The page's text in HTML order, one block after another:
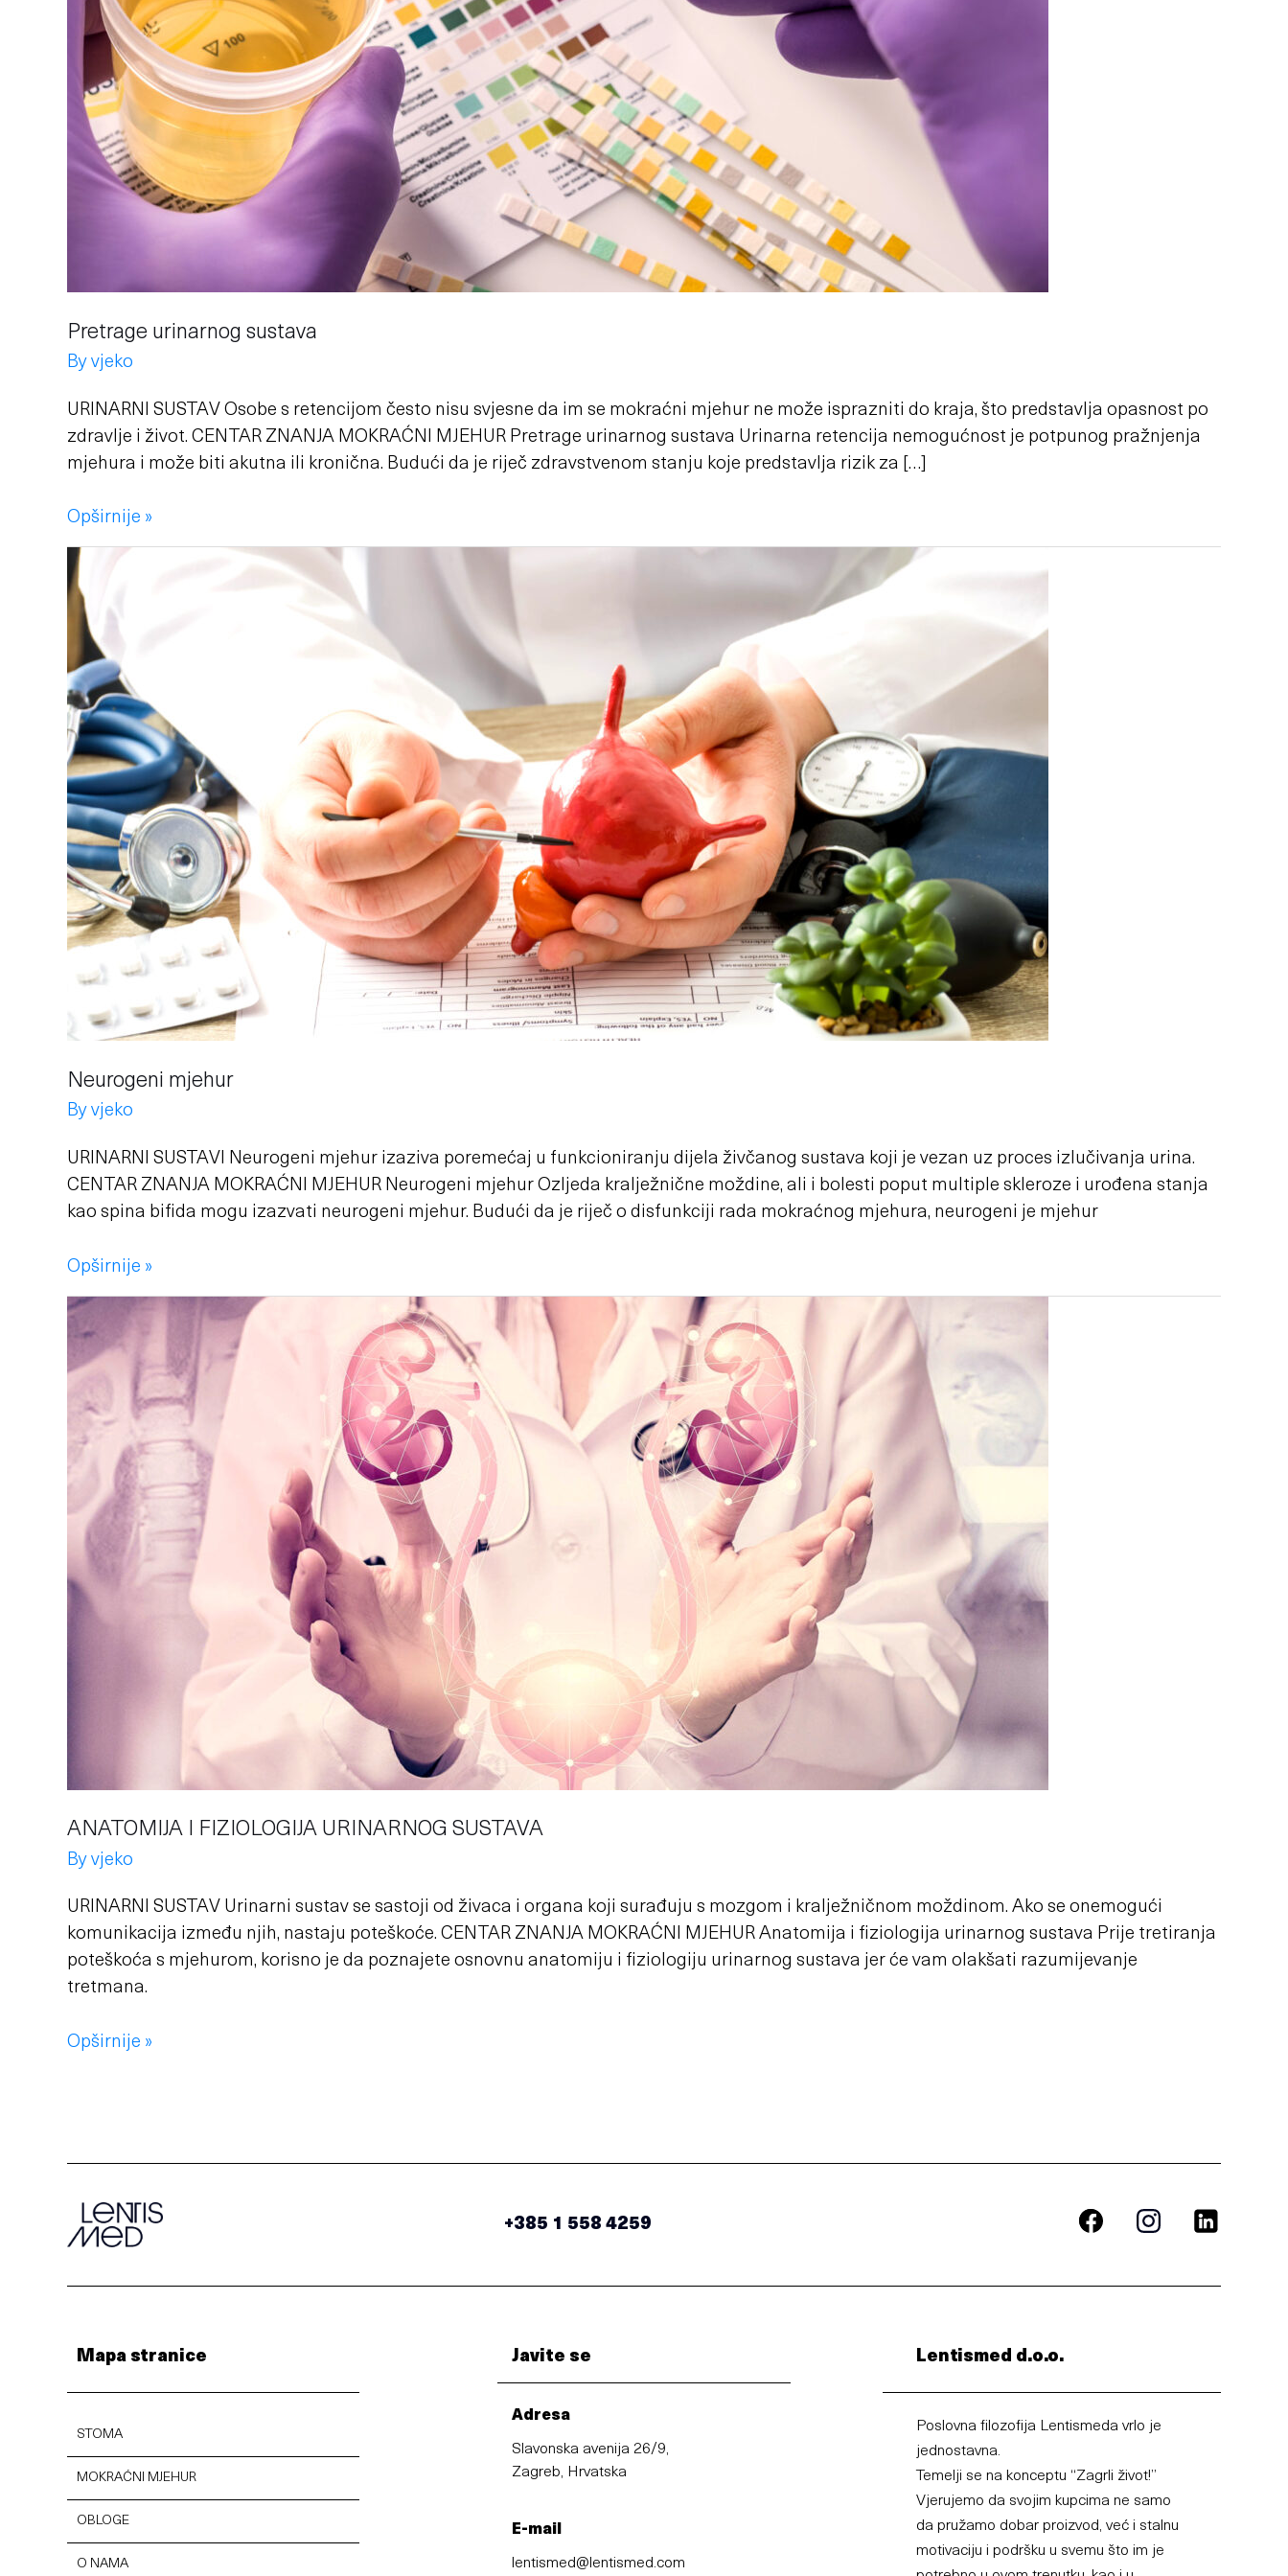
Pretrage urinarnog sustava
By vjeko
URINARNI SUSTAV Osobe s retencijom često nisu svjesne da im se mokraćni mjehur ne može isprazniti do kraja, što predstavlja opasnost po
zdravlje i život. CENTAR ZNANJA MOKRAĆNI MJEHUR Pretrage urinarnog sustava Urinarna retencija nemogućnost je potpunog pražnjenja
mjehura i može biti akutna ili kronična. Budući da je riječ zdravstvenom stanju koje predstavlja rizik za […]
Opširnije »
Neurogeni mjehur
By vjeko
URINARNI SUSTAVI Neurogeni mjehur izaziva poremećaj u funkcioniranju dijela živčanog sustava koji je vezan uz proces izlučivanja urina.
CENTAR ZNANJA MOKRAĆNI MJEHUR Neurogeni mjehur Ozljeda kralježnične moždine, ali i bolesti poput multiple skleroze i urođena stanja
kao spina bifida mogu izazvati neurogeni mjehur. Budući da je riječ o disfunkciji rada mokraćnog mjehura, neurogeni je mjehur
Neurogeni
mjehur
Opširnije »
ANATOMIJA I FIZIOLOGIJA URINARNOG SUSTAVA
By vjeko
URINARNI SUSTAV Urinarni sustav se sastoji od živaca i organa koji surađuju s mozgom i kralježničnom moždinom. Ako se onemogući
komunikacija između njih, nastaju poteškoće. CENTAR ZNANJA MOKRAĆNI MJEHUR Anatomija i fiziologija urinarnog sustava Prije tretiranja
poteškoća s mjehurom, korisno je da poznajete osnovnu anatomiju i fiziologiju urinarnog sustava jer će vam olakšati razumijevanje
tretmana.
ANATOMIJA
FIZIOLOGIJA
URINARNOG
SUSTAVA
Opširnije »
+385 1 558 4259
Mapa stranice
STOMA
MOKRAĆNI MJEHUR
OBLOGE
O NAMA
Javite se
Adresa
Slavonska avenija 26/9,
Zagreb, Hrvatska
E-mail
lentismed@lentismed.com
Lentismed d.o.o.
Poslovna filozofija Lentismeda vrlo je
jednostavna.
Temelji se na konceptu “Zagrli život!”
Vjerujemo da svojim kupcima ne samo
da pružamo dobar proizvod, već i stalnu
motivaciju i podršku u svemu što im je